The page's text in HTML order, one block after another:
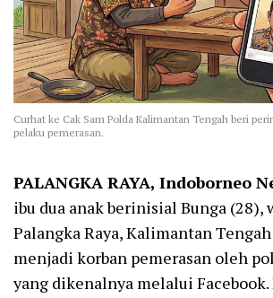
Curhat ke Cak Sam Polda Kalimantan Tengah beri
pelaku pemerasan.
PALANGKA RAYA, Indoborneo
ibu dua anak berinisial Bunga (28),
Palangka Raya, Kalimantan
menjadi korban pemerasan oleh
yang dikenalnya melalui Facebook.